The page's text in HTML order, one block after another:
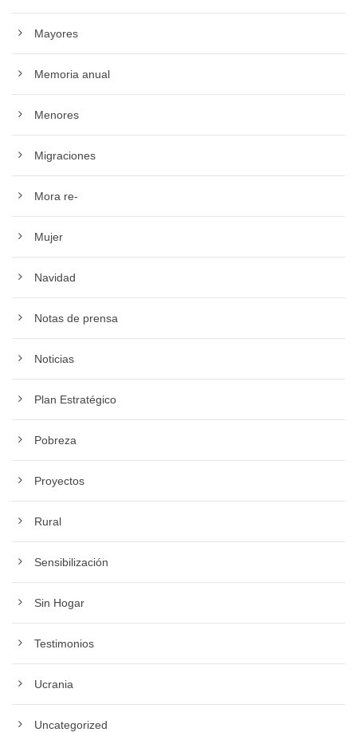
Mayores
Memoria anual
Menores
Migraciones
Mora re-
Mujer
Navidad
Notas de prensa
Noticias
Plan Estratégico
Pobreza
Proyectos
Rural
Sensibilización
Sin Hogar
Testimonios
Ucrania
Uncategorized